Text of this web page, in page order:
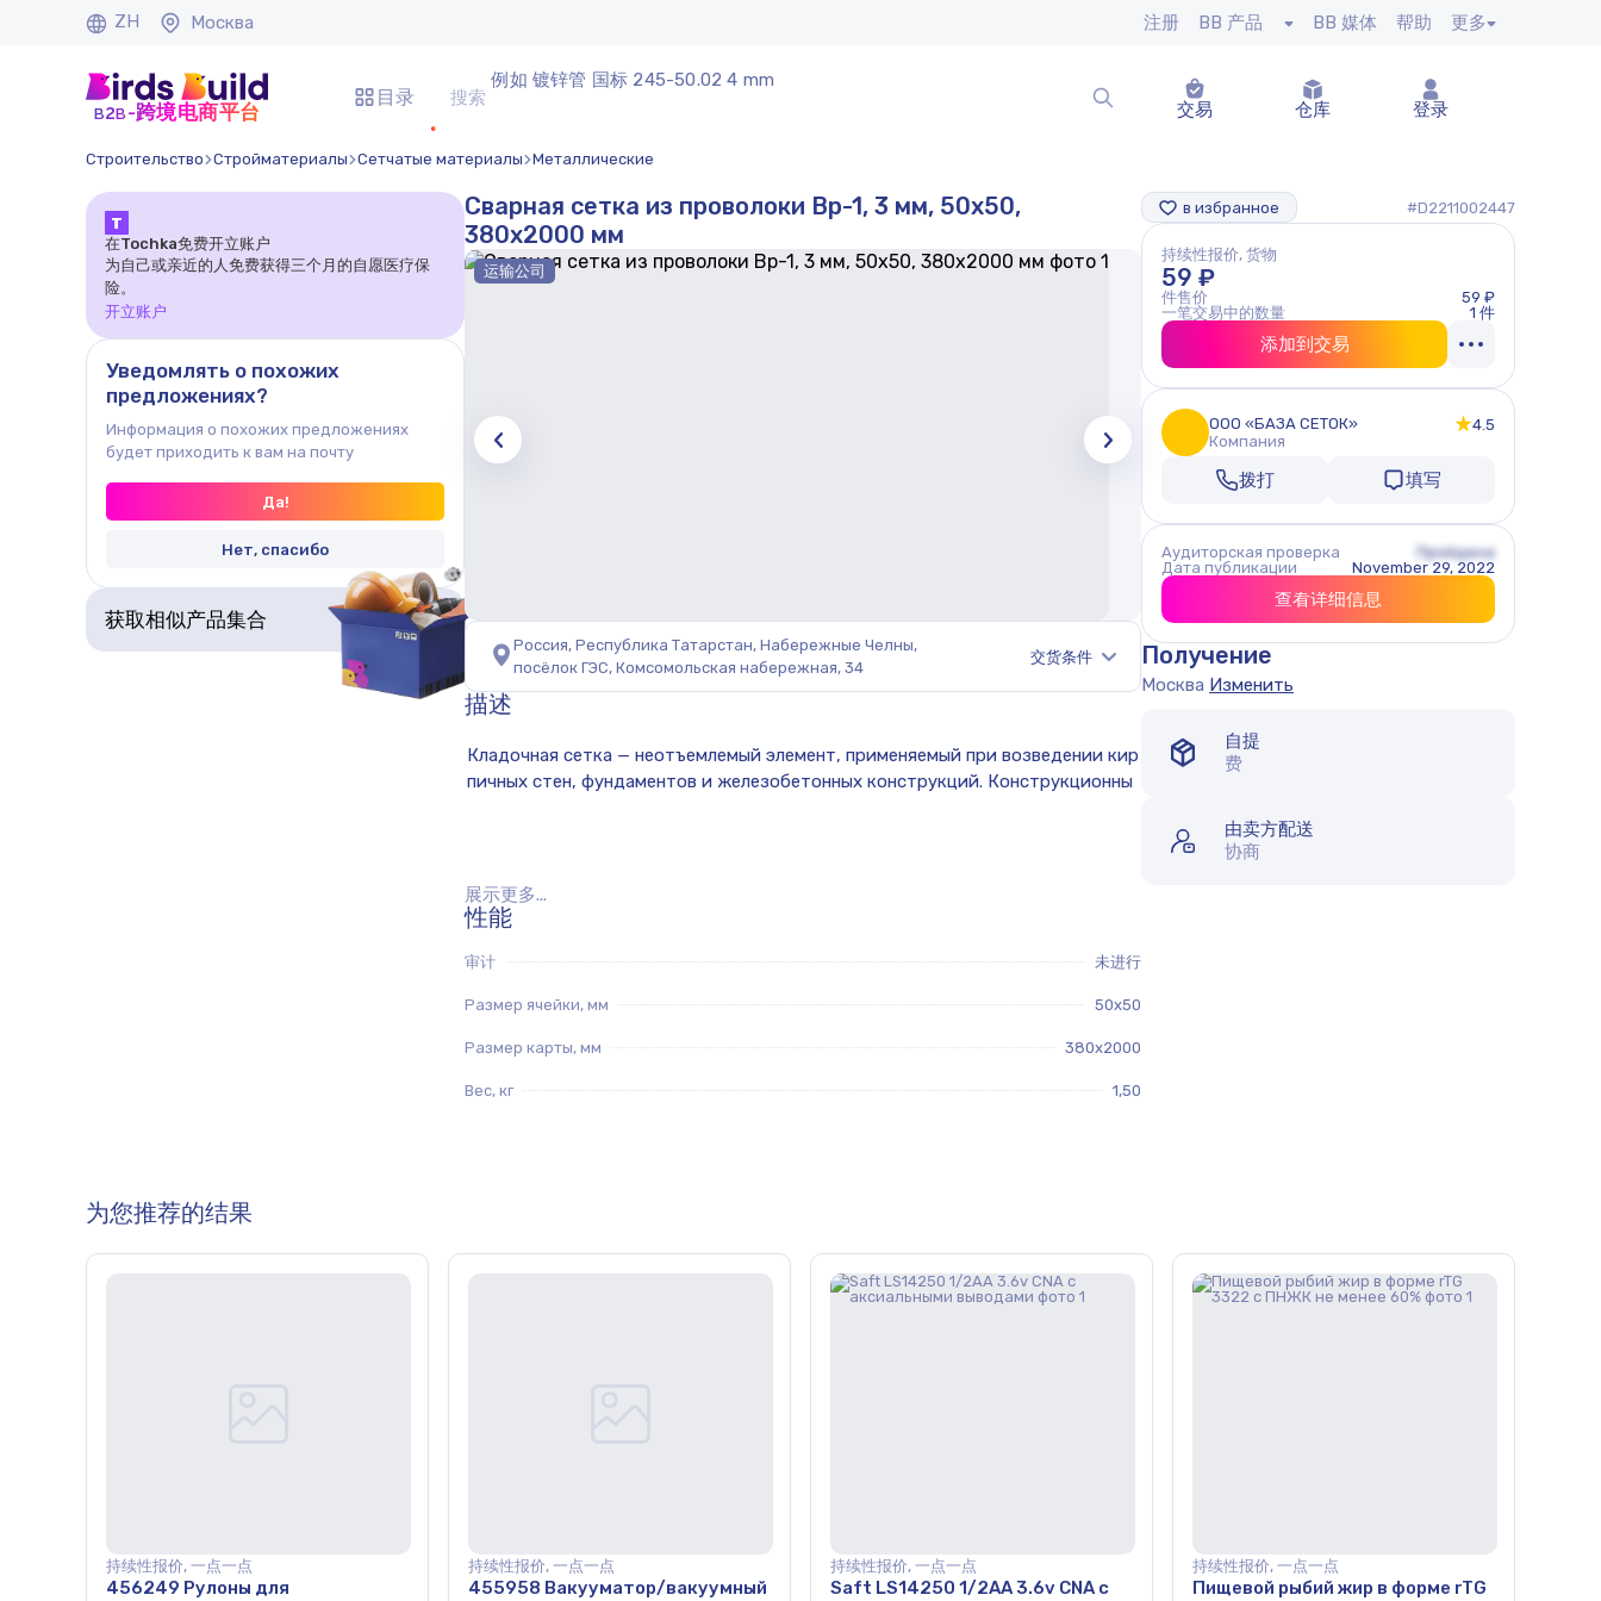
ZH Москва 注册 BB 产品 BB 媒体 帮助 更多
b2b-跨境电商平台
目录
例如 镀锌管 国标 245-50.02 4 mm
交易
仓库 登录
Строительство Стройматериалы Сетчатые материалы Металлические
Т
在Tochka免费开立账户
为自己或亲近的人免费获得三个月的自愿医疗保
险。
开立账户
Уведомлять о похожих
предложениях?
Информация о похожих предложениях
будет приходить к вам на почту
Да!
Нет, спасибо
获取相似产品集合
Сварная сетка из проволоки Вр-1, 3 мм, 50x50,
380x2000 мм
运输公司
Россия, Республика Татарстан, Набережные Челны,
посёлок ГЭС, Комсомольская набережная, 34
交货条件
描述
展示更多...
性能
审计 未进行
Размер ячейки, мм 50x50
Размер карты, мм 380x2000
Вес, кг 1,50
в избранное #D2211002447
持续性报价, 货物
59 ₽
件售价
59 ₽
一笔交易中的数量
1 件
添加到交易
ООО «БАЗА СЕТОК»
4.5
Компания
拨打 填写
Аудиторская проверка
Пройдена
Дата публикации
November 29, 2022
查看详细信息
Получение
Москва Изменить
自提
费
由卖方配送
协商
为您推荐的结果
持续性报价, 一点一点
456249 Рулоны для
持续性报价, 一点一点
455958 Вакууматор/вакуумный
持续性报价, 一点一点
Saft LS14250 1/2АА 3.6v CNA c
持续性报价, 一点一点
Пищевой рыбий жир в форме rTG